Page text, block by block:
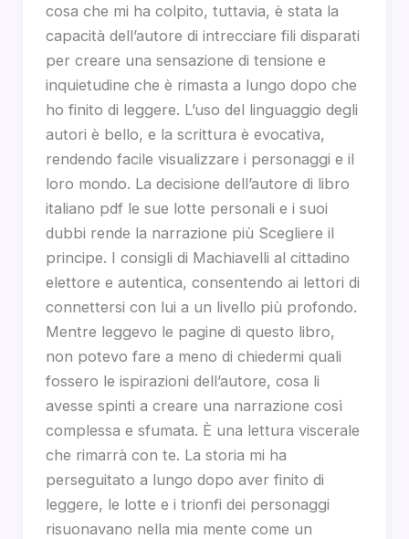
cosa che mi ha colpito, tuttavia, è stata la
capacità dell’autore di intrecciare fili disparati
per creare una sensazione di tensione e
inquietudine che è rimasta a lungo dopo che
ho finito di leggere. L’uso del linguaggio degli
autori è bello, e la scrittura è evocativa,
rendendo facile visualizzare i personaggi e il
loro mondo. La decisione dell’autore di libro
italiano pdf le sue lotte personali e i suoi
dubbi rende la narrazione più Scegliere il
principe. I consigli di Machiavelli al cittadino
elettore e autentica, consentendo ai lettori di
connettersi con lui a un livello più profondo.
Mentre leggevo le pagine di questo libro,
non potevo fare a meno di chiedermi quali
fossero le ispirazioni dell’autore, cosa li
avesse spinti a creare una narrazione così
complessa e sfumata. È una lettura viscerale
che rimarrà con te. La storia mi ha
perseguitato a lungo dopo aver finito di
leggere, le lotte e i trionfi dei personaggi
risuonavano nella mia mente come un